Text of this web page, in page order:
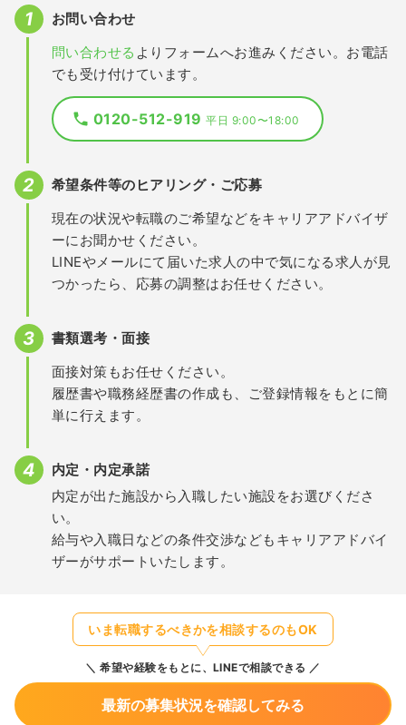
お問い合わせ
問い合わせる よりフォームへお進みください。お電話
でも受け付けています。
0120-512-919平日 9:00〜18:00
希望条件等のヒアリング・ご応募
現在の状況や転職のご希望などをキャリアアドバイザ
ーにお聞かせください。
LINEやメールにて届いた求人の中で気になる求人が見
つかったら、応募の調整はお任せください。
書類選考・面接
面接対策もお任せください。
履歴書や職務経歴書の作成も、ご登録情報をもとに簡
単に行えます。
内定・内定承諾
内定が出た施設から入職したい施設をお選びくださ
い。
給与や入職日などの条件交渉などもキャリアアドバイ
ザーがサポートいたします。
いま転職するべきかを相談するのもOK
希望や経験をもとに、LINEで相談できる
最新の募集状況を確認してみる